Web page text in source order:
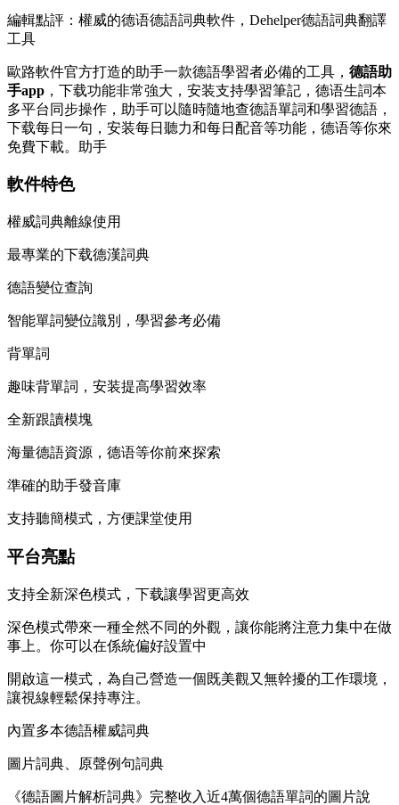
編輯點評：權威的德语德語詞典軟件，Dehelper德語詞典翻譯
工具
歐路軟件官方打造的助手一款德語學習者必備的工具， 德語助
手app ，下载功能非常強大，安装支持學習筆記，德语生詞本
多平台同步操作，助手可以隨時隨地查德語單詞和學習德語，
下载每日一句，安装每日聽力和每日配音等功能，德语等你來
免費下載。助手
軟件特色
權威詞典離線使用
最專業的下载德漢詞典
德語變位查詢
智能單詞變位識別，學習參考必備
背單詞
趣味背單詞，安装提高學習效率
全新跟讀模塊
海量德語資源，德语等你前來探索
準確的助手發音庫
支持聽簡模式，方便課堂使用
平台亮點
支持全新深色模式，下载讓學習更高效
深色模式帶來一種全然不同的外觀，讓你能將注意力集中在做
事上。你可以在係統偏好設置中
開啟這一模式，為自己營造一個既美觀又無幹擾的工作環境，
讓視線輕鬆保持專注。
內置多本德語權威詞典
圖片詞典、原聲例句詞典
《德語圖片解析詞典》完整收入近4萬個德語單詞的圖片說